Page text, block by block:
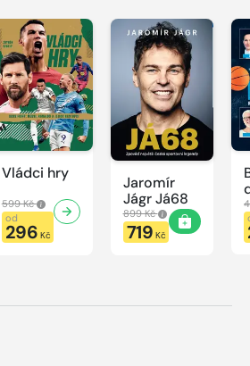
Vládci hry
599 Kč
od
296 Kč
Jaromír
Jágr Já68
899 Kč
719 Kč